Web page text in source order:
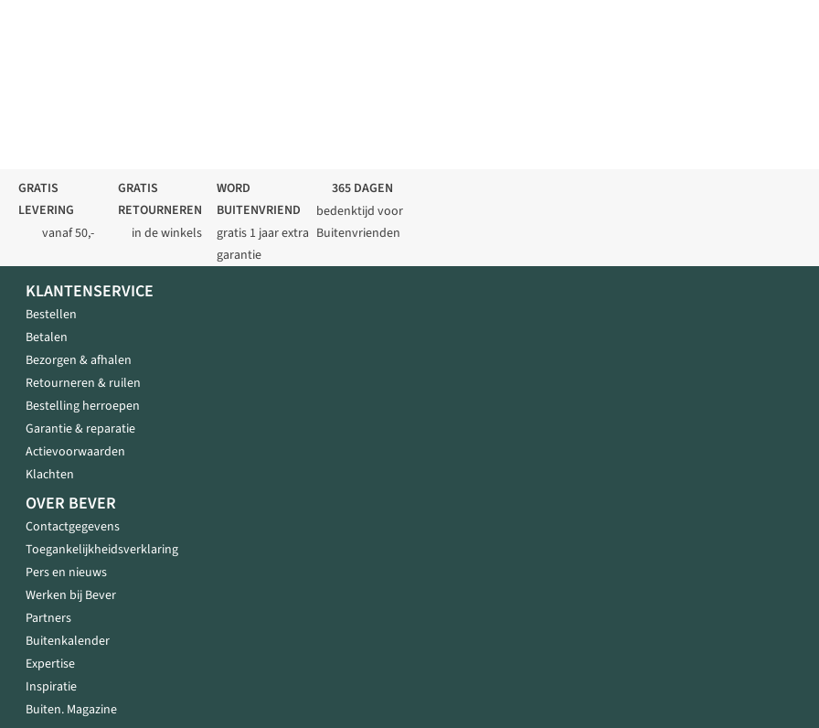
GRATIS
LEVERING
vanaf 50,-
GRATIS
RETOURNEREN
in de winkels
WORD
BUITENVRIEND
gratis 1 jaar extra
garantie
365 DAGEN
bedenktijd voor
Buitenvrienden
KLANTENSERVICE
Bestellen
Betalen
Bezorgen & afhalen
Retourneren & ruilen
Bestelling herroepen
Garantie & reparatie
Actievoorwaarden
Klachten
OVER BEVER
Contactgegevens
Toegankelijkheidsverklaring
Pers en nieuws
Werken bij Bever
Partners
Buitenkalender
Expertise
Inspiratie
Buiten. Magazine